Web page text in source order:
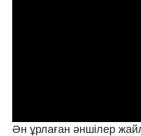
Ән ұрлаған әншілер